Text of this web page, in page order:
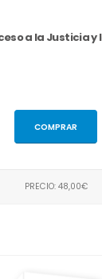
a la Justicia
COMPRAR
PRECIO: 48,00€